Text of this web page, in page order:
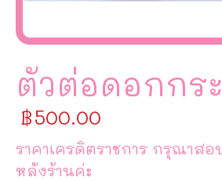
ตัวต่อดอกกร
฿500.00
ราคาเครดิตราชการ กรุณาส
หลังร้านค่ะ